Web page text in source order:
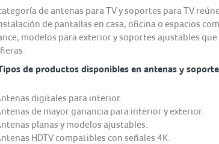
de antenas para TV y soportes para TV
de pantallas en casa, oficina o espacios
modelos para exterior y soportes ajustables
de productos disponibles en antenas y
digitales para interior.
de mayor ganancia para interior y exterior.
planas y modelos ajustables.
HDTV compatibles con señales 4K.